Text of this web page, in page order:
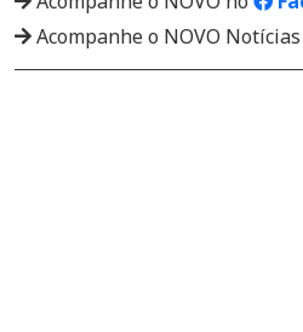
Acompanhe o NOVO